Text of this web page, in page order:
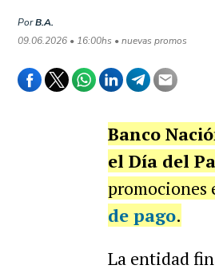
PorB.A.
09.06.2026 • 16:00hs • nuevas promos
Banco
el Día del
promociones
de pago.
La entidad